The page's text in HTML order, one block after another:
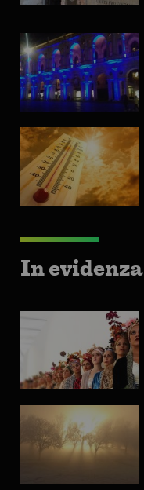
In evidenza